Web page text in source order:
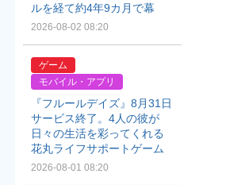
ルを経て約4年9カ月で幕
2026-08-02 08:20
ゲーム
モバイル・アプリ
『フルールデイズ』8月31日
サービス終了。4人の彼が
日々の生活を彩ってくれる
花丸ライフサポートゲーム
2026-08-01 08:20